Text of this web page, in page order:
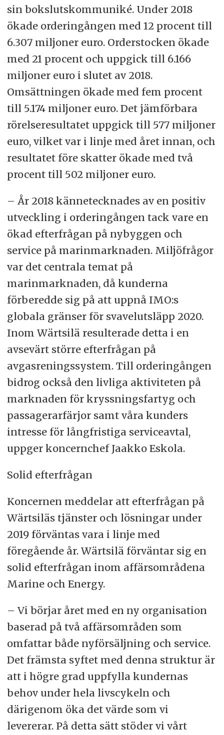
sin bokslutskommuniké. Under 2018
ökade orderingången med 12 procent till
6.307 miljoner euro. Orderstocken ökade
med 21 procent och uppgick till 6.166
miljoner euro i slutet av 2018.
Omsättningen ökade med fem procent
till 5.174 miljoner euro. Det jämförbara
rörelseresultatet uppgick till 577 miljoner
euro, vilket var i linje med året innan, och
resultatet före skatter ökade med två
procent till 502 miljoner euro.
– År 2018 kännetecknades av en positiv
utveckling i orderingången tack vare en
ökad efterfrågan på nybyggen och
service på marinmarknaden. Miljöfrågor
var det centrala temat på
marinmarknaden, då kunderna
förberedde sig på att uppnå IMO:s
globala gränser för svavelutsläpp 2020.
Inom Wärtsilä resulterade detta i en
avsevärt större efterfrågan på
avgasreningssystem. Till orderingången
bidrog också den livliga aktiviteten på
marknaden för kryssningsfartyg och
passagerarfärjor samt våra kunders
intresse för långfristiga serviceavtal,
uppger koncernchef Jaakko Eskola.
Solid efterfrågan
Koncernen meddelar att efterfrågan på
Wärtsiläs tjänster och lösningar under
2019 förväntas vara i linje med
föregående år. Wärtsilä förväntar sig en
solid efterfrågan inom affärsområdena
Marine och Energy.
– Vi börjar året med en ny organisation
baserad på två affärsområden som
omfattar både nyförsäljning och service.
Det främsta syftet med denna struktur är
att i högre grad uppfylla kundernas
behov under hela livscykeln och
därigenom öka det värde som vi
levererar. På detta sätt stöder vi vårt